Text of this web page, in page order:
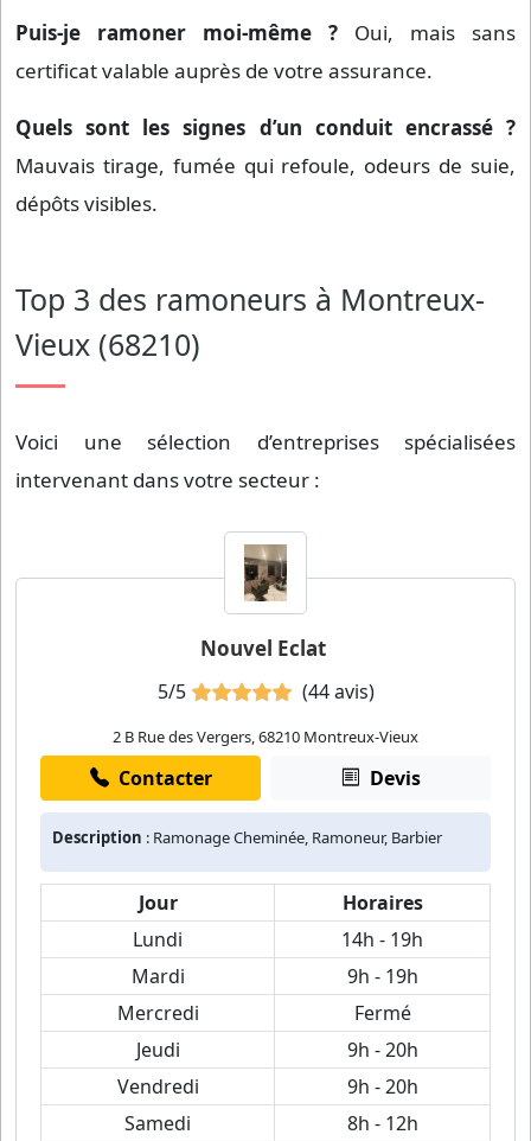
Puis-je ramoner moi-même ? Oui, mais sans
certificat valable auprès de votre assurance.
Quels sont les signes d’un conduit encrassé ?
Mauvais tirage, fumée qui refoule, odeurs de suie,
dépôts visibles.
Top 3 des ramoneurs à Montreux-
Vieux (68210)
Voici une sélection d’entreprises spécialisées
intervenant dans votre secteur :
Nouvel Eclat
5/5 (44 avis)
2 B Rue des Vergers, 68210 Montreux-Vieux
Contacter Devis
Description : Ramonage Cheminée, Ramoneur, Barbier
Jour
Horaires
Lundi
14h - 19h
Mardi
9h - 19h
Mercredi
Fermé
Jeudi
9h - 20h
Vendredi
9h - 20h
Samedi
8h - 12h